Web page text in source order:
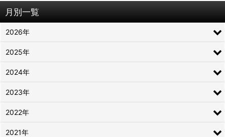
月別一覧
2026年
2025年
2024年
2023年
2022年
2021年